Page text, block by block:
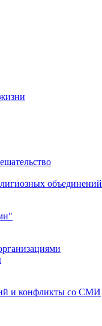
объединений
и конфликты со СМИ